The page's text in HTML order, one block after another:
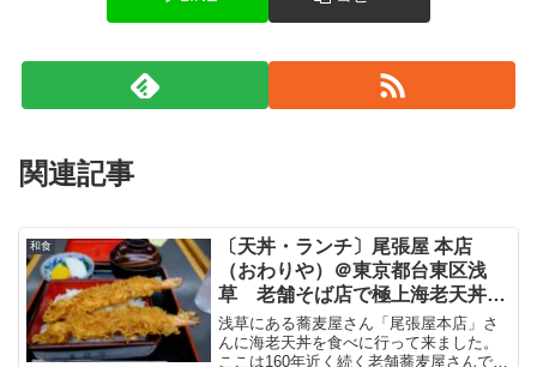
関連記事
和食
〔天丼・ランチ〕尾張屋 本店
（おわりや）＠東京都台東区浅
草 老舗そば店で極上海老天丼
これは美味しい
浅草にある蕎麦屋さん「尾張屋本店」さ
んに海老天丼を食べに行って来ました。
ここは160年近く続く老舗蕎麦屋さんで大